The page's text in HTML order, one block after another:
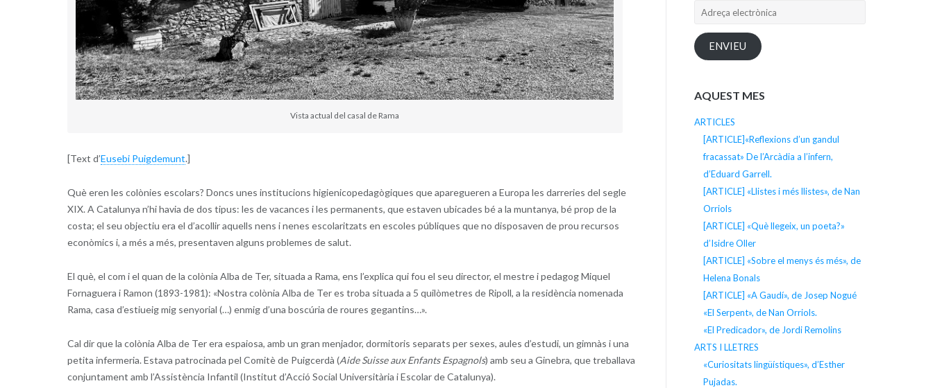
Vista actual del casal de Rama
[Text d’Eusebi Puigdemunt.]
Què eren les colònies escolars? Doncs unes institucions higienicopedagògiques que aparegueren a Europa les darreries del segle
XIX. A Catalunya n’hi havia de dos tipus: les de vacances i les permanents, que estaven ubicades bé a la muntanya, bé prop de la
costa; el seu objectiu era el d’acollir aquells nens i nenes escolaritzats en escoles públiques que no disposaven de prou recursos
econòmics i, a més a més, presentaven alguns problemes de salut.
El què, el com i el quan de la colònia Alba de Ter, situada a Rama, ens l’explica qui fou el seu director, el mestre i pedagog Miquel
Fornaguera i Ramon (1893-1981): «Nostra colònia Alba de Ter es troba situada a 5 quilòmetres de Ripoll, a la residència nomenada
Rama, casa d’estiueig mig senyorial (…) enmig d’una boscúria de roures gegantins…».
Cal dir que la colònia Alba de Ter era espaiosa, amb un gran menjador, dormitoris separats per sexes, aules d’estudi, un gimnàs i una
petita infermeria. Estava patrocinada pel Comitè de Puigcerdà (Aide Suisse aux Enfants Espagnols) amb seu a Ginebra, que treballava
conjuntament amb l’Assistència Infantil (Institut d’Acció Social Universitària i Escolar de Catalunya).
Adreça
ENVIEU
AQUEST MES
ARTICLES
[ARTICLE]«Reflexions d’un gandul
fracassat» De l’Arcàdia a l’infern,
d’Eduard Garrell.
[ARTICLE] «Llistes i més llistes», de Nan
Orriols
[ARTICLE] «Què llegeix, un poeta?»
d’Isidre Oller
[ARTICLE] «Sobre el menys és més», de
Helena Bonals
[ARTICLE] «A Gaudí», de Josep Nogué
«El Serpent», de Nan Orriols.
«El Predicador», de Jordi Remolins
ARTS I LLETRES
«Curiositats lingüístiques», d’Esther
Pujadas.